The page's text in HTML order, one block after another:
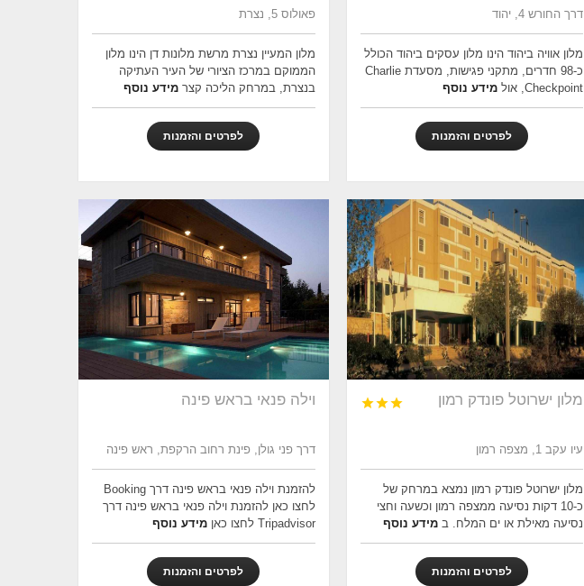
דרך החורש 4, יהוד
מלון אוויה ביהוד הינו מלון עסקים ביהוד הכולל
כ-98 חדרים, מתקני פגישות, מסעדת Charlie
Checkpoint, אול
מידע נוסף
לפרטים והזמנות
פאולוס 5, נצרת
מלון המעיין נצרת מרשת מלונות דן הינו מלון
הממוקם במרכז הציורי של העיר העתיקה
בנצרת, במרחק הליכה קצרמידע נוסף
לפרטים והזמנות
מלון ישרוטל פונדק רמון 


עיו עקב 1, מצפה רמון
מלון ישרוטל פונדק רמון נמצא במרחק של
כ-10 דקות נסיעה ממצפה רמון וכשעה וחצי
נסיעה מאילת או ים המלח. ב מידע נוסף
לפרטים והזמנות
וילה פנאי בראש פינה
דרך פני גולן, פינת רחוב הרקפת, ראש פינה
להזמנת וילה פנאי בראש פינה דרך Booking
לחצו כאן להזמנת וילה פנאי בראש פינה דרך
Tripadvisor לחצו כאן
מידע נוסף
לפרטים והזמנות